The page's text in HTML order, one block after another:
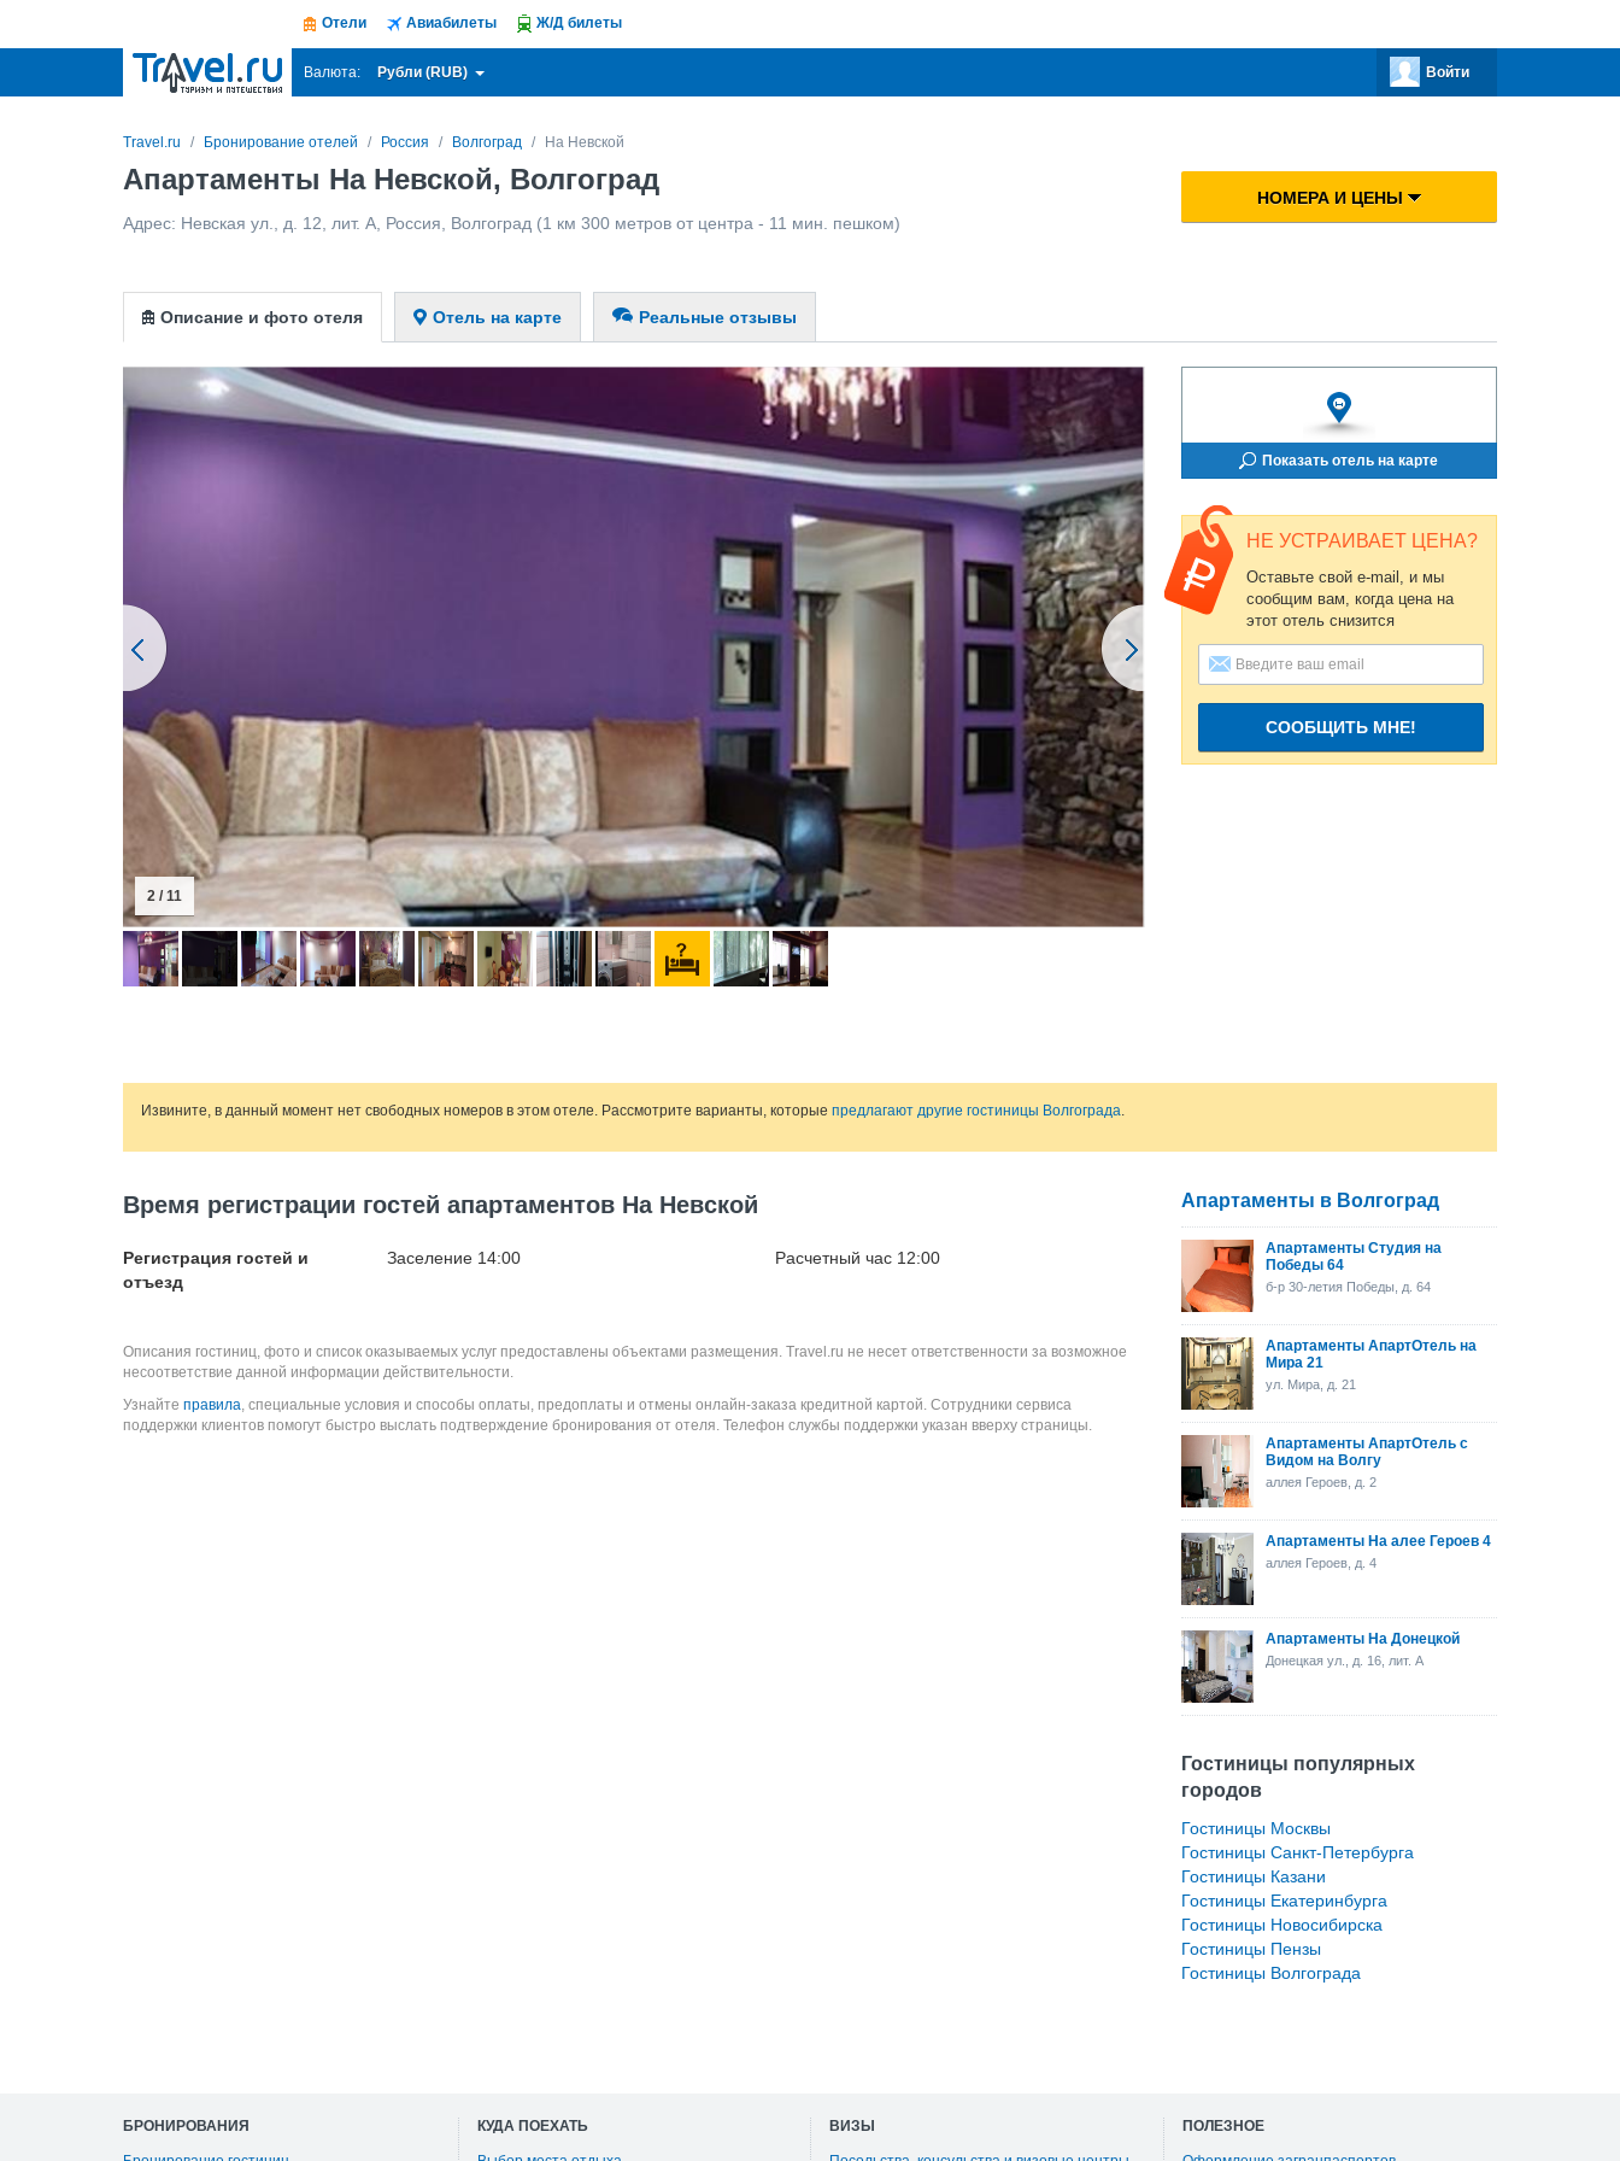
Отели Авиабилеты Ж/Д билеты
Валюта: Рубли (RUB) Войти
Travel.ru Бронирование отелей Россия Волгоград На Невской
Апартаменты На Невской, Волгоград
Адрес: Невская ул., д. 12, лит. А Россия Волгоград (1 км 300 метров от центра - 11 мин. пешком)
НОМЕРА И ЦЕНЫ
Описание и фото отеля Отель на карте Реальные отзывы
2 / 11
Показать отель на карте
НЕ УСТРАИВАЕТ ЦЕНА?
Оставьте свой e-mail, и мы
сообщим вам, когда цена на
этот отель снизится
СООБЩИТЬ МНЕ!
Извините, в данный момент нет свободных номеров в этом отеле. Рассмотрите варианты, которые предлагают другие гостиницы Волгограда.
Время регистрации гостей апартаментов На Невской
Регистрация гостей и
отъезд
Заселение 14:00 Расчетный час 12:00
Описания гостиниц, фото и список оказываемых услуг предоставлены объектами размещения. Travel.ru не несет ответственности за возможное
несоответствие данной информации действительности.
Узнайте правила, специальные условия и способы оплаты, предоплаты и отмены онлайн-заказа кредитной картой. Сотрудники сервиса
поддержки клиентов помогут быстро выслать подтверждение бронирования от отеля. Телефон службы поддержки указан вверху страницы.
Апартаменты в Волгоград
Апартаменты Студия на
Победы 64
б-р 30-летия Победы, д. 64
Апартаменты АпартОтель на
Мира 21
ул. Мира, д. 21
Апартаменты АпартОтель с
Видом на Волгу
аллея Героев, д. 2
Апартаменты На алее Героев 4
аллея Героев, д. 4
Апартаменты На Донецкой
Донецкая ул., д. 16, лит. А
Гостиницы популярных
городов
Гостиницы Москвы
Гостиницы Санкт-Петербурга
Гостиницы Казани
Гостиницы Екатеринбурга
Гостиницы Новосибирска
Гостиницы Пензы
Гостиницы Волгограда
БРОНИРОВАНИЯ КУДА ПОЕХАТЬ ВИЗЫ ПОЛЕЗНОЕ